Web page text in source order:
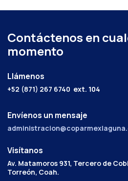
Contáctenos en
momento
Llámenos
+52 (871) 267 6740 ext. 104
Envíenos un mensaje
Visítanos
Av. Matamoros 931, Tercero de
Torreón, Coah.